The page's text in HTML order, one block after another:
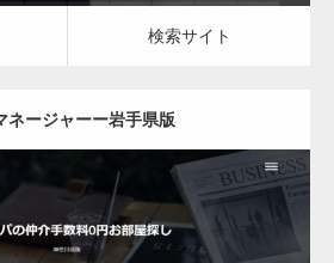
検索サイト
ネージャーー岩手県版